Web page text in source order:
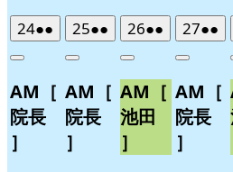
242026
年
月
24
日
●●
件
イ
ベ
ト)
Close
AM［
院長
］
252026
年
月
25
日
●●
件
イ
ベ
ト)
Close
AM［
院長
］
262026
年
月
26
●●
件
イ
ベ
ト)
Close
AM［
池田
］
272026
年
月
27
日
●●
件
イ
ベ
Close
AM［
院長
］